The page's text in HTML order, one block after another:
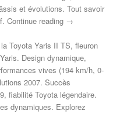
et évolutions. Tout savoir
Continue reading →
Toyota Yaris II TS, fleuron
Design dynamique,
vives (194 km/h, 0-
2007. Succès
fiabilité Toyota légendaire.
dynamiques. Explorez